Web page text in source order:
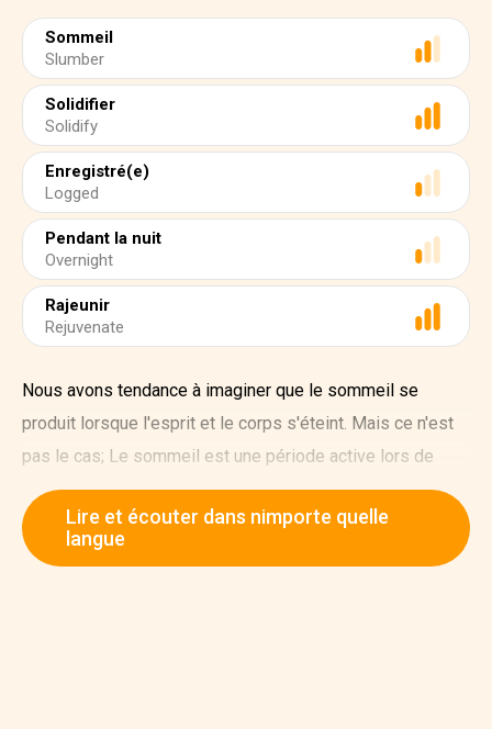
Sommeil
Slumber
Solidifier
Solidify
Enregistré(e)
Logged
Pendant la nuit
Overnight
Rajeunir
Rejuvenate
Nous avons tendance à imaginer que le sommeil se
produit lorsque l'esprit et le corps s'éteint. Mais ce n'est
pas le cas; Le sommeil est une période active lors de
laquelle d'importants développements, reconstructions et
renforcements se produisent. C'est exactement comme
cela que ça se produit et le fait que nos corps soient
Lire et écouter dans nimporte quelle
langue